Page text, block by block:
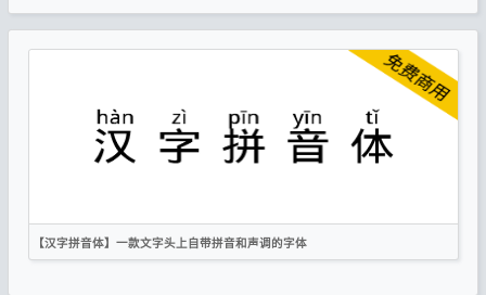
【汉字拼音体】一款文字头上自带拼音和声调的字体